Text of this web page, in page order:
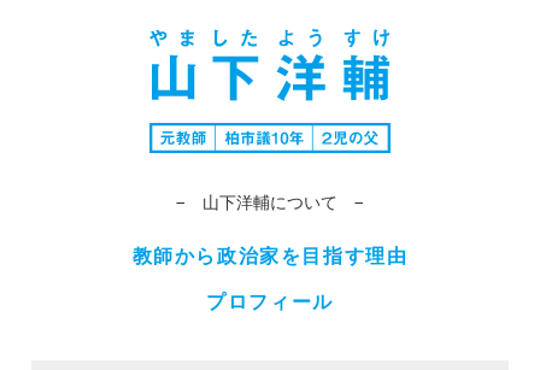
− 山下洋輔について −
教師から政治家を目指す理由
プロフィール